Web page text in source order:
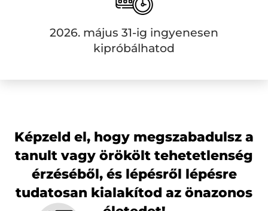
2026. május 31-ig ingyenesen
kipróbálhatod
Képzeld el, hogy megszabadulsz a
tanult vagy örökölt tehetetlenség
érzéséből, és lépésről lépésre
tudatosan kialakítod az önazonos